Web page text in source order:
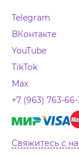
Telegram
ВКонтакте
YouTube
TikTok
Max
+7 (963) 763-
Свяжитесь с